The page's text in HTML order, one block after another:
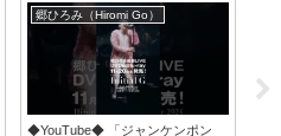
郷ひろみ（Hiromi Go）
◆YouTube◆ 「ジャンケンポン